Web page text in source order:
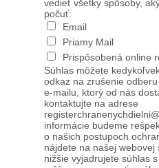
vedieť všetky spôsoby,
počuť:
Email
Priamy Mail
Prispôsobená online
Súhlas môžete
odkaz na zrušenie
e-mailu, ktorý od nás
kontaktujte na adrese
informácie budeme
o našich postupoch
nájdete na našej webovej
nižšie vyjadrujete súhlas